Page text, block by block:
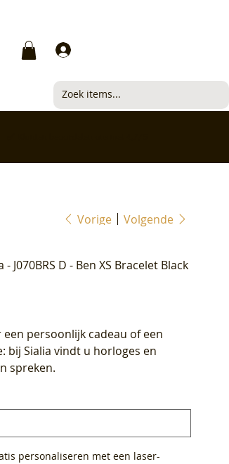
Vorige Volgende
J070BRS D - Ben XS Bracelet Black
een persoonlijk cadeau of een
bij Sialia vindt u horloges en
spreken.
personaliseren met een laser-